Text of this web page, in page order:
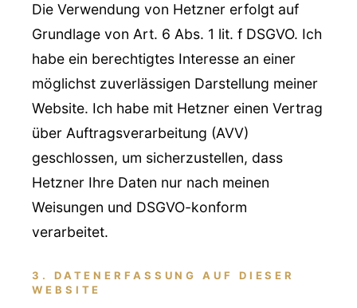
Die Verwendung von Hetzner erfolgt auf
Grundlage von Art. 6 Abs. 1 lit. f DSGVO. Ich
habe ein berechtigtes Interesse an einer
möglichst zuverlässigen Darstellung meiner
Website. Ich habe mit Hetzner einen Vertrag
über Auftragsverarbeitung (AVV)
geschlossen, um sicherzustellen, dass
Hetzner Ihre Daten nur nach meinen
Weisungen und DSGVO-konform
verarbeitet.
3. DATENERFASSUNG AUF DIESER
WEBSITE